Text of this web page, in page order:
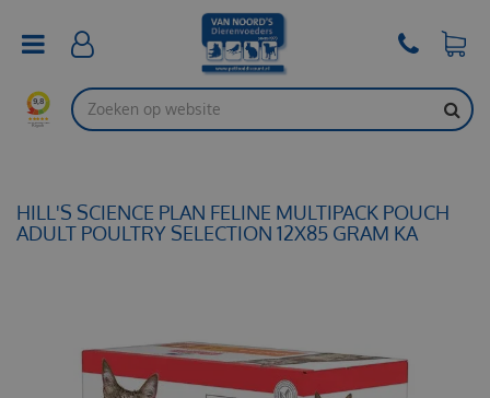
HILL'S SCIENCE PLAN FELINE MULTIPACK POUCH
ADULT POULTRY SELECTION 12X85 GRAM KA